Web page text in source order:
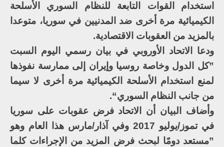
استخدام القوات التابعة للنظام السوري الأسلحة
الكيميائية مرة أخرى ضد المدنيين في سوريا، متوعدا
بالمزيد من العقوبات الاقتصادية.
ودعا الاتحاد الأوروبي في بيان رسمي اليوم السبت
”كل الدول وخاصة روسيا وإيران إلى ممارسة نفوذها
لمنع استخدام الأسلحة الكيميائية مرة أخرى لا سيما
من جانب النظام السوري“.
وأضاف البيان أن الاتحاد فرض عقوبات على سوريا
في تموز/يوليو 2017 وفي آذار/مارس هذا العام وهو
”مستعد دومًا لبحث فرض المزيد من الإجراءات كلما